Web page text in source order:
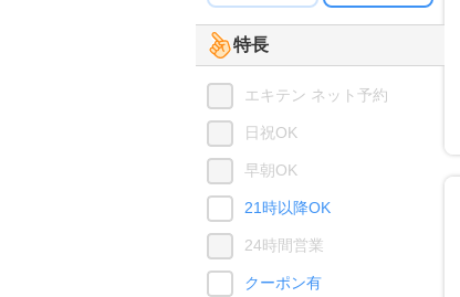
特長
エキテン ネット予約
日祝OK
早朝OK
21時以降OK
24時間営業
クーポン有